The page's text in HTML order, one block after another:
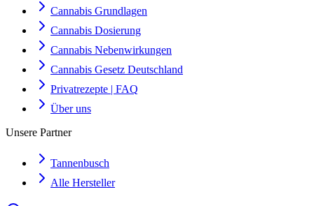
Cannabis Grundlagen
Cannabis Dosierung
Cannabis Nebenwirkungen
Cannabis Gesetz Deutschland
Privatrezepte | FAQ
Über uns
Unsere Partner
Tannenbusch
Alle Hersteller